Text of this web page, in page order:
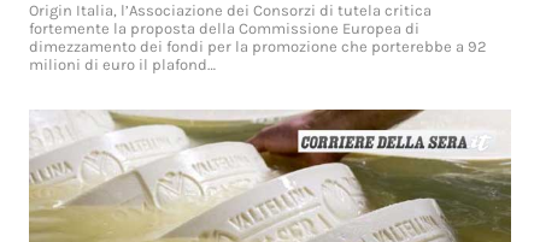
Origin Italia, l’Associazione dei Consorzi di tutela critica
fortemente la proposta della Commissione Europea di
dimezzamento dei fondi per la promozione che porterebbe a 92
milioni di euro il plafond…